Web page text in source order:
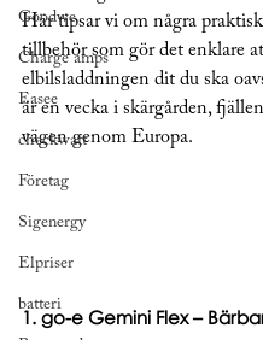
Goodwe
Charge amps
Easee
checkwatt
Företag
Sigenergy
Elpriser
batteri
Här tipsar vi om några
tillbehör som gör det enklare
elbilsladdningen dit du ska
är en vecka i skärgården,
vägen genom Europa.
1. go-e Gemini Flex –